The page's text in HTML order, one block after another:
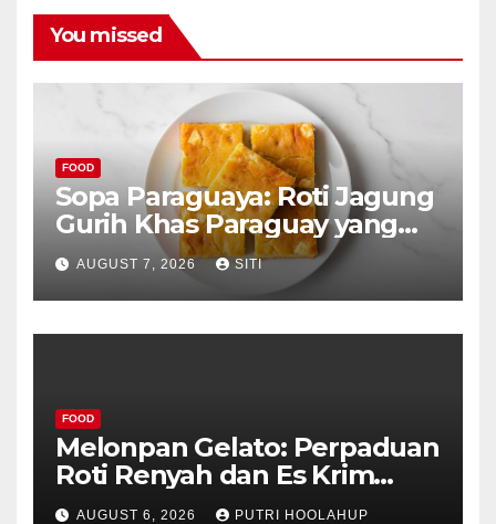
You missed
FOOD
Sopa Paraguaya: Roti Jagung
Gurih Khas Paraguay yang
Unik
AUGUST 7, 2026 SITI
FOOD
Melonpan Gelato: Perpaduan
Roti Renyah dan Es Krim
Lembut yang Menggoda
AUGUST 6, 2026 PUTRI HOOLAHUP